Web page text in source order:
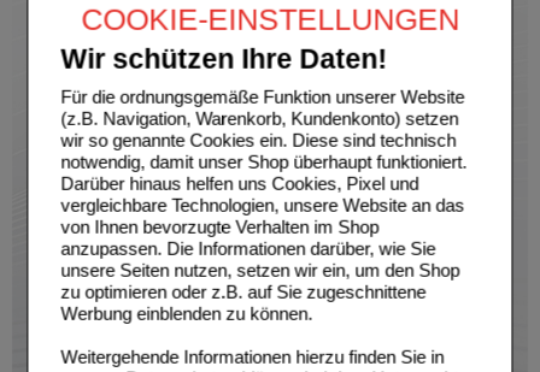
COOKIE-EINSTELLUNGEN
Wir schützen Ihre Daten!
Für die ordnungsgemäße Funktion unserer Website
(z.B. Navigation, Warenkorb, Kundenkonto) setzen
wir so genannte Cookies ein. Diese sind technisch
notwendig, damit unser Shop überhaupt funktioniert.
Darüber hinaus helfen uns Cookies, Pixel und
vergleichbare Technologien, unsere Website an das
von Ihnen bevorzugte Verhalten im Shop
anzupassen. Die Informationen darüber, wie Sie
unsere Seiten nutzen, setzen wir ein, um den Shop
zu optimieren oder z.B. auf Sie zugeschnittene
Werbung einblenden zu können.
Weitergehende Informationen hierzu finden Sie in